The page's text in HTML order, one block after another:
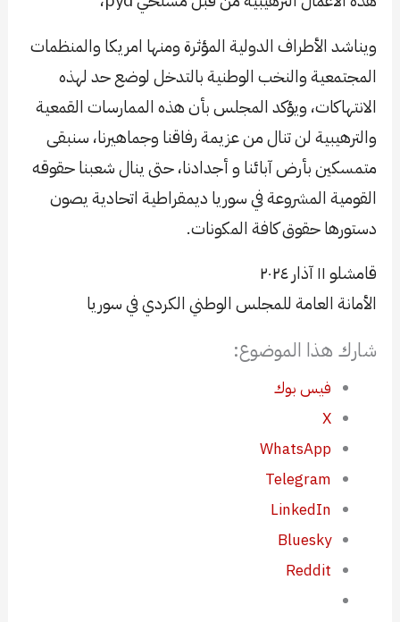
ويناشد الأطراف الدولية المؤثرة ومنها امريكا والمنظمات
المجتمعية والنخب الوطنية بالتدخل لوضع حد لهذه
الانتهاكات، ويؤكد المجلس بأن هذه الممارسات القمعية
والترهيبية لن تنال من عزيمة رفاقنا وجماهيرنا، سنبقى
متمسكين بأرض آبائنا و أجدادنا، حتى ينال شعبنا حقوقه
القومية المشروعة في سوريا ديمقراطية اتحادية يصون
دستورها حقوق كافة المكونات.
قامشلو ١١ آذار ٢٠٢٤
الأمانة العامة للمجلس الوطني الكردي في سوريا
شارك هذا الموضوع:
فيس بوك
X
WhatsApp
Telegram
LinkedIn
Bluesky
Reddit